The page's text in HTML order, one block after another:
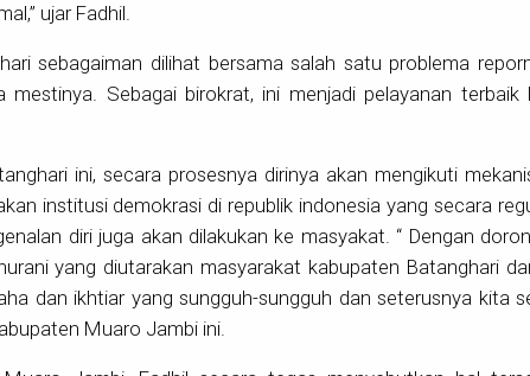
ujar Fadhil.
sebagaiman dilihat bersama salah satu problema
mestinya. Sebagai birokrat, ini menjadi pelayanan terbaik
ini, secara prosesnya dirinya akan mengikuti
institusi demokrasi di republik indonesia yang secara
diri juga akan dilakukan ke masyakat. “ Dengan
yang diutarakan masyarakat kabupaten Batanghari
dan ikhtiar yang sungguh-sungguh dan seterusnya kita
Muaro Jambi ini.